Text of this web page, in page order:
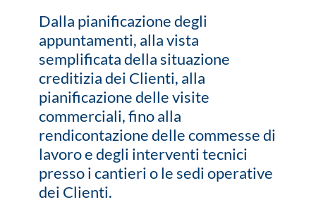
Dalla pianificazione degli
appuntamenti, alla vista
semplificata della situazione
creditizia dei Clienti, alla
pianificazione delle visite
commerciali, fino alla
rendicontazione delle commesse di
lavoro e degli interventi tecnici
presso i cantieri o le sedi operative
dei Clienti.